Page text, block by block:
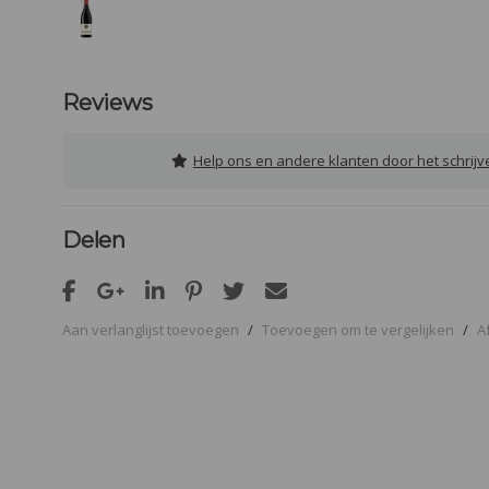
Reviews
Help ons en andere klanten door het
Delen
Aan verlanglijst toevoegen / Toevoegen om te vergelijken /